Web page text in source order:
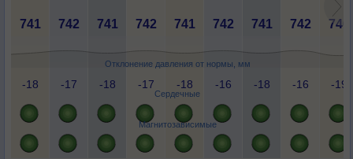
Отклонение давления от нормы, мм
Сердечные
Магнитозависимые
741 742 741 742 741 742 741 742 740
-18 -17 -18 -17 -18 -16 -18 -16 -19